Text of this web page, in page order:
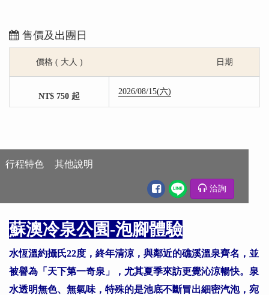
售價及出團日
價格 ( 大人 ) 日期
NT$ 750 起 2026/08/15(六)
行程特色 其他說明
洽詢
蘇澳冷泉公園-泡腳體驗
水恆溫約攝氏22度，終年清涼，與鄰近的礁溪溫泉齊名，並
被譽為「天下第一奇泉」，尤其夏季來訪更覺沁涼暢快。泉
水透明無色、無氣味，特殊的是池底不斷冒出細密汽泡，宛